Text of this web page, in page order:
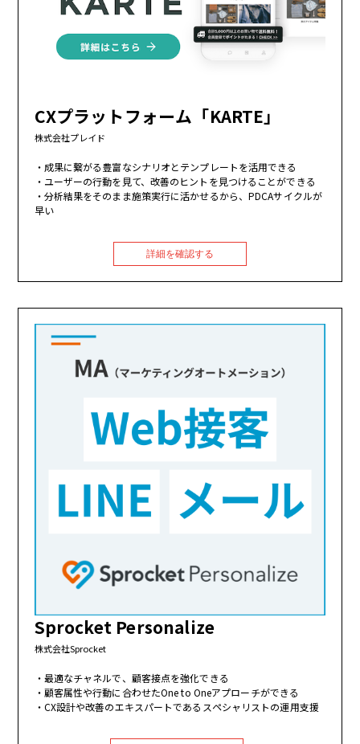
CXプラットフォーム「KARTE」
株式会社プレイド
成果に繋がる豊富なシナリオとテンプレートを活用できる
ユーザーの行動を見て、改善のヒントを見つけることができる
分析結果をそのまま施策実行に活かせるから、PDCAサイクルが
早い
詳細を確認する
Sprocket Personalize
株式会社Sprocket
最適なチャネルで、顧客接点を強化できる
顧客属性や行動に合わせたOne to Oneアプローチができる
CX設計や改善のエキスパートであるスペシャリストの運用支援